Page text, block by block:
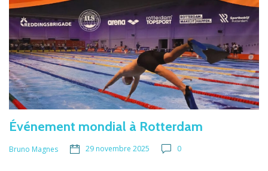
Événement mondial à Rotterdam
Bruno Magnes 29 novembre 2025 0